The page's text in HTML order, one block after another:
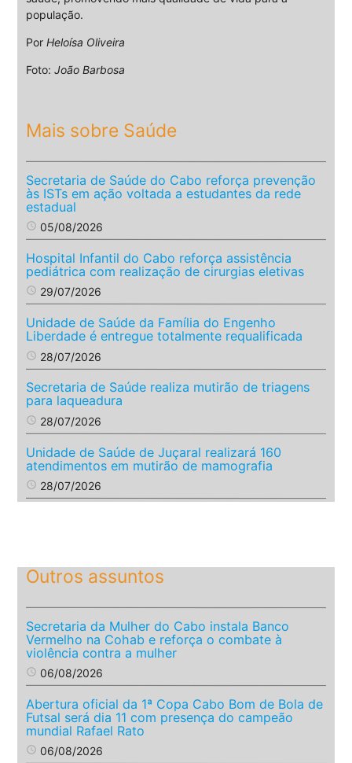
população.
Por Heloísa Oliveira
Foto: João Barbosa
Mais sobre Saúde
Secretaria de Saúde do Cabo reforça prevenção
às ISTs em ação voltada a estudantes da rede
estadual
access_time 05/08/2026
Hospital Infantil do Cabo reforça assistência
pediátrica com realização de cirurgias eletivas
access_time 29/07/2026
Unidade de Saúde da Família do Engenho
Liberdade é entregue totalmente requalificada
access_time 28/07/2026
Secretaria de Saúde realiza mutirão de triagens
para laqueadura
access_time 28/07/2026
Unidade de Saúde de Juçaral realizará 160
atendimentos em mutirão de mamografia
access_time 28/07/2026
Outros assuntos
Secretaria da Mulher do Cabo instala Banco
Vermelho na Cohab e reforça o combate à
violência contra a mulher
access_time 06/08/2026
Abertura oficial da 1ª Copa Cabo Bom de Bola de
Futsal será dia 11 com presença do campeão
mundial Rafael Rato
access_time 06/08/2026